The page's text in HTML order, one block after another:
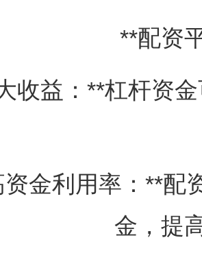
**配资
收益：**杠杆资
金利用率：**配
金，提